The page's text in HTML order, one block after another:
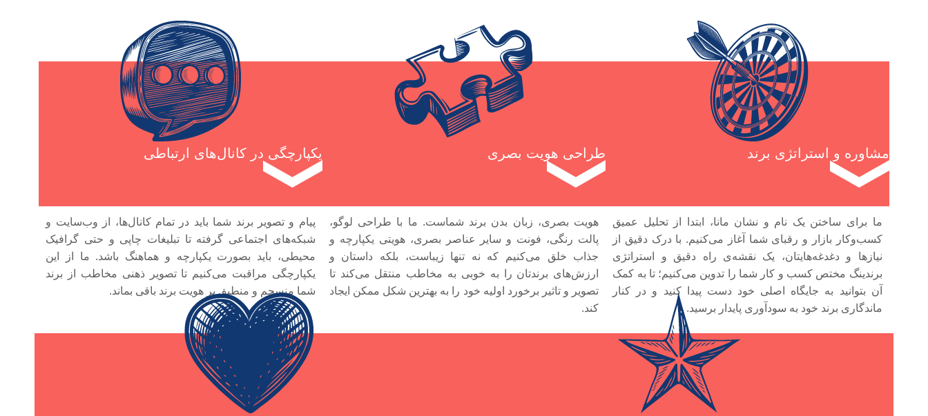
مشاوره و استراتژی برند
ما برای ساختن یک نام و نشان مانا، ابتدا از تحلیل عمیق
کسب‌وکار بازار و رقبای شما آغاز می‌کنیم. با درک دقیق از
نیازها و دغدغه‌هایتان، یک نقشه‌ی راه دقیق و استراتژی
برندینگ مختص کسب و کار شما را تدوین می‌کنیم؛ تا به کمک
آن بتوانید به جایگاه اصلی خود دست پیدا کنید و در کنار
ماندگاری برند خود به سودآوری پایدار برسید.
طراحی هویت بصری
هویت بصری، زبان بدن برند شماست. ما با طراحی لوگو،
پالت رنگی، فونت و سایر عناصر بصری، هویتی یکپارچه و
جذاب خلق می‌کنیم که نه تنها زیباست، بلکه داستان و
ارزش‌های برندتان را به خوبی به مخاطب منتقل می‌کند تا
تصویر و تاثیر برخورد اولیه خود را به بهترین شکل ممکن ایجاد
کند.
یکپارچگی در کانال‌های ارتباطی
پیام و تصویر برند شما باید در تمام کانال‌ها، از وب‌سایت و
شبکه‌های اجتماعی گرفته تا تبلیغات چاپی و حتی گرافیک
محیطی، باید بصورت یکپارچه و هماهنگ باشد. ما از این
یکپارچگی مراقبت می‌کنیم تا تصویر ذهنی مخاطب از برند
شما منسجم و منطبق بر هویت برند باقی بماند.